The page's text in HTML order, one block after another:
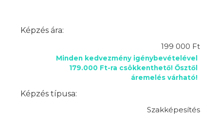
Képzés ára:
199 000 Ft
Minden kedvezmény igénybevételével
179.000 Ft-ra csökkenthető! Ősztől
áremelés várható!
Képzés típusa:
Szakképesítés